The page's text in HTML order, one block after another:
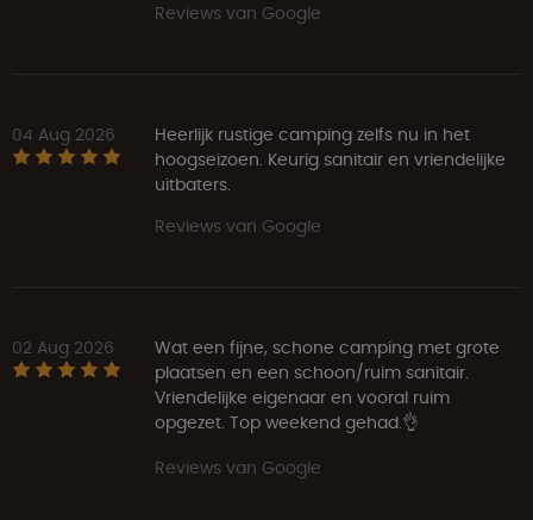
Reviews van Google
04 Aug 2026
Heerlijk rustige camping zelfs nu in het
hoogseizoen. Keurig sanitair en vriendelijke
uitbaters.
Reviews van Google
02 Aug 2026
Wat een fijne, schone camping met grote
plaatsen en een schoon/ruim sanitair.
Vriendelijke eigenaar en vooral ruim
opgezet. Top weekend gehad.👌
Reviews van Google